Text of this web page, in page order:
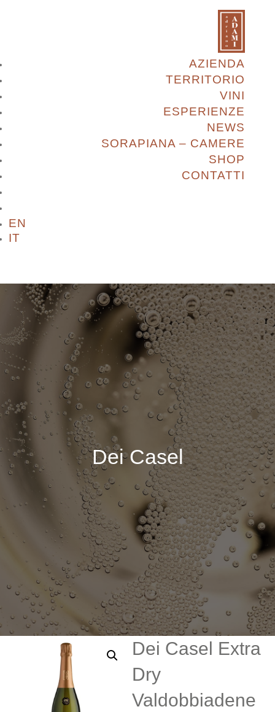
AZIENDA
TERRITORIO
VINI
ESPERIENZE
NEWS
SORAPIANA – CAMERE
SHOP
CONTATTI
EN
IT
Dei Casel
Dei Casel Extra
Dry
Valdobbiadene